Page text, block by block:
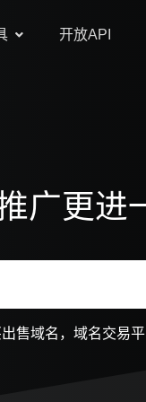
开放API
广更进
售域名，域名交易